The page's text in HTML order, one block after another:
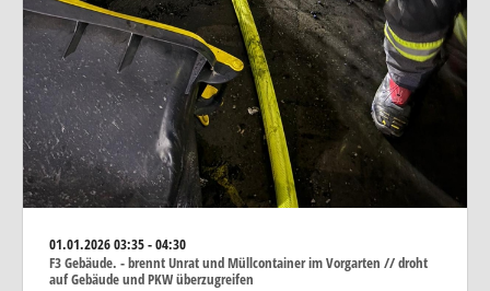
01.01.202603:35 - 04:30
F3 Gebäude. - brennt Unrat und Müllcontainer im Vorgarten // droht
auf Gebäude und PKW überzugreifen